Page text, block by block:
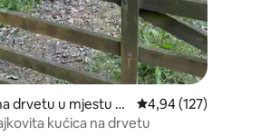
drvetu u mjestu L
Prosječna ocjena: 4,94
4,94 (127)
kućica na drvetu